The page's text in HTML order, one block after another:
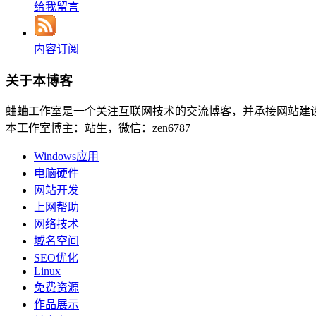
给我留言
内容订阅
关于本博客
蛐蛐工作室是一个关注互联网技术的交流博客，并承接网站建
本工作室博主：站生，微信：zen6787
Windows应用
电脑硬件
网站开发
上网帮助
网络技术
域名空间
SEO优化
Linux
免费资源
作品展示